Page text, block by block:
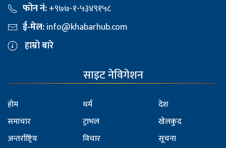
फोन नं:+९७७-१-५३४९१५८
ई-मेल:info@khabarhub.com
हाम्रो बारे
साइट नेविगेशन
होम
समाचार
अन्तर्राष्ट्रिय
धर्म
ट्राभल
विचार
देश
खेलकुद
सूचना